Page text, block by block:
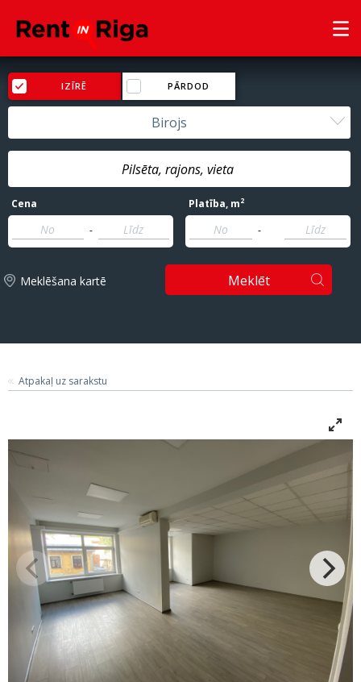
IZĪRĒ PĀRDOD
Birojs
Cena
-
Platība, m2
-
Meklēšana kartē Meklēt
Atpakaļ uz sarakstu